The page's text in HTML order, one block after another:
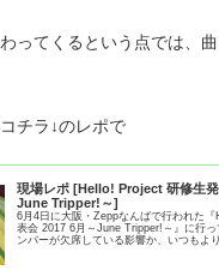
ってくるという点では、
チラ↓のレポで
現場レポ [Hello! Project 研修生発
June Tripper!～]
6月4日に大阪・Zeppなんばで行われた
表会 2017 6月～June Tripper!～』に行っ
ンバーが欠席している影響か、いつもよ